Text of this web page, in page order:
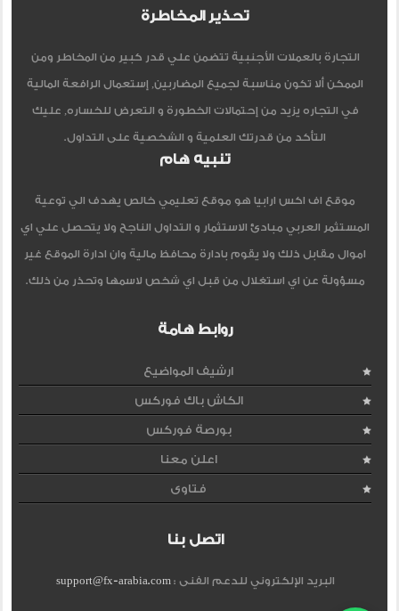
تحذير المخاطرة
التجارة بالعملات الأجنبية تتضمن علي قدر كبير من المخاطر ومن
الممكن ألا تكون مناسبة لجميع المضاربين, إستعمال الرافعة المالية
في التجاره يزيد من إحتمالات الخطورة و التعرض للخساره, عليك
التأكد من قدرتك العلمية و الشخصية على التداول.
تنبيه هام
موقع اف اكس ارابيا هو موقع تعليمي خالص يهدف الي توعية
المستثمر العربي مبادئ الاستثمار و التداول الناجح ولا يتحصل علي اي
اموال مقابل ذلك ولا يقوم بادارة محافظ مالية وان ادارة الموقع غير
مسؤولة عن اي استغلال من قبل اي شخص لاسمها وتحذر من ذلك.
روابط هامة
ارشيف المواضيع
الكاش باك فوركس
بورصة فوركس
اعلن معنا
فتاوى
اتصل بنا
البريد الإلكتروني للدعم الفنى :support@fx-arabia.com